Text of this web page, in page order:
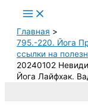
Main
Menu
Главная
795.-220. Йога
ссылки на
20240102
Йога Лайфхак.